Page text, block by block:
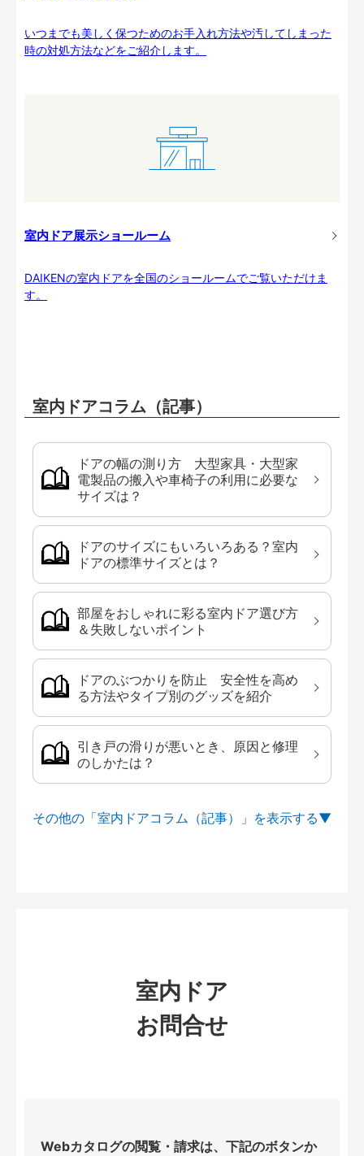
いつまでも美しく保つためのお手入れ方法や汚してしまった
時の対処方法などをご紹介します。
室内ドア展示ショールーム
DAIKENの室内ドアを全国のショールームでご覧いただけま
す。
室内ドアコラム（記事）
ドアの幅の測り方 大型家具・大型家
電製品の搬入や車椅子の利用に必要な
サイズは？
ドアのサイズにもいろいろある？室内
ドアの標準サイズとは？
部屋をおしゃれに彩る室内ドア選び方
＆失敗しないポイント
ドアのぶつかりを防止 安全性を高め
る方法やタイプ別のグッズを紹介
引き戸の滑りが悪いとき、原因と修理
のしかたは？
その他の「室内ドアコラム（記事）」を
室内ドア
お問合せ
Webカタログの閲覧・請求は、下記のボタンか